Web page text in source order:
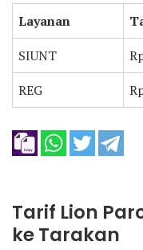
Layanan
SIUNT
REG
Tarif Lion
ke Tarakan